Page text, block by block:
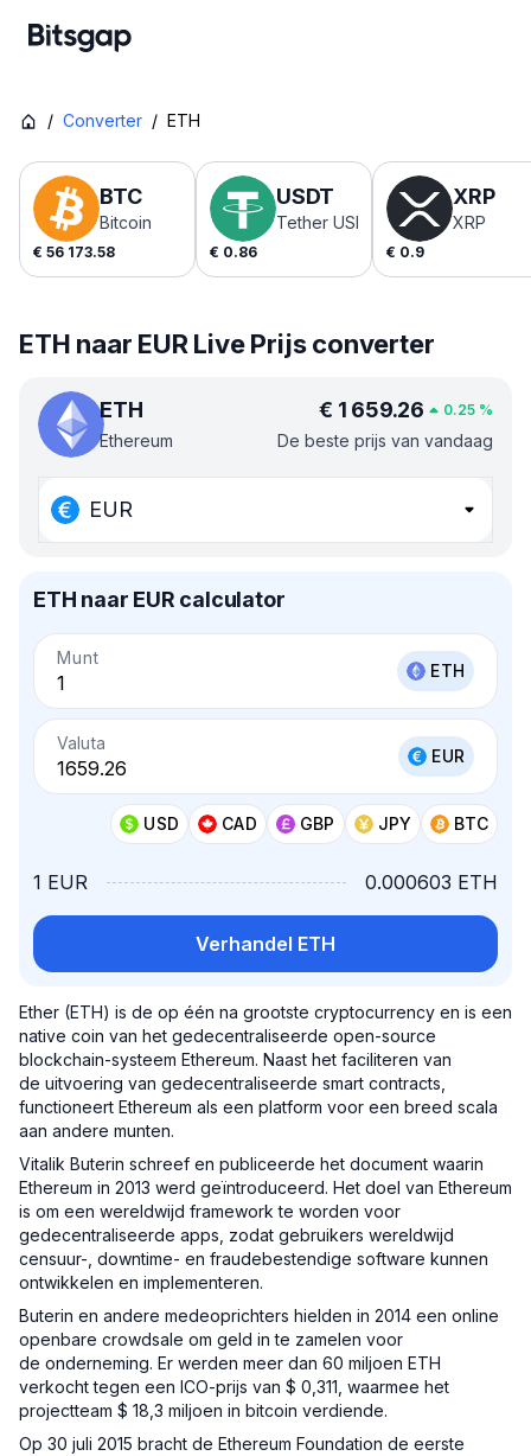
/ Converter / ETH
BTC
Bitcoin
€ 56 173.58
USDT
Tether USDt
€ 0.86
XRP
XRP
€ 0.9
ETH naar EUR Live Prijs converter
ETH
Ethereum
€ 1 659.26 0.25 %
De beste prijs van vandaag
EUR
ETH naar EUR calculator
Munt
ETH
Valuta
EUR
USD CAD GBP JPY BTC
1 EUR 0.000603 ETH
Verhandel ETH
Ether (ETH) is de op één na grootste cryptocurrency en is een
native coin van het gedecentraliseerde open-source
blockchain-systeem Ethereum. Naast het faciliteren van
de uitvoering van gedecentraliseerde smart contracts,
functioneert Ethereum als een platform voor een breed scala
aan andere munten.
Vitalik Buterin schreef en publiceerde het document waarin
Ethereum in 2013 werd geïntroduceerd. Het doel van Ethereum
is om een wereldwijd framework te worden voor
gedecentraliseerde apps, zodat gebruikers wereldwijd
censuur-, downtime- en fraudebestendige software kunnen
ontwikkelen en implementeren.
Buterin en andere medeoprichters hielden in 2014 een online
openbare crowdsale om geld in te zamelen voor
de onderneming. Er werden meer dan 60 miljoen ETH
verkocht tegen een ICO-prijs van $ 0,311, waarmee het
projectteam $ 18,3 miljoen in bitcoin verdiende.
Op 30 juli 2015 bracht de Ethereum Foundation de eerste